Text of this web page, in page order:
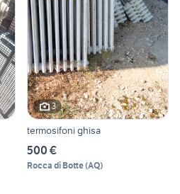
3
termosifoni ghisa
500 €
Rocca di Botte(AQ)